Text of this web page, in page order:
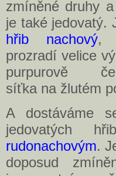
zmíněné druhy
je také jedovatý.
hřib nachový,
prozradí velice
purpurově
síťka na žlutém
A dostáváme
jedovatých
rudonachovým.
doposud